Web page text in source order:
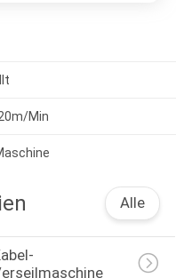
Min
Alle